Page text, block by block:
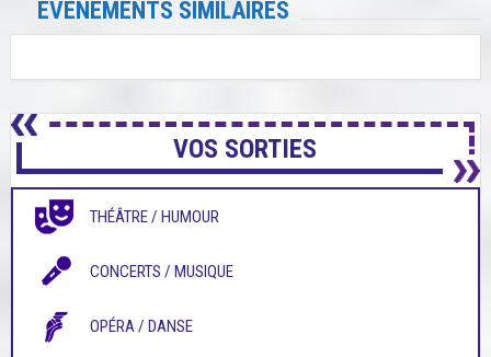
EVÉNEMENTS SIMILAIRES
VOS SORTIES
THÉÂTRE / HUMOUR
CONCERTS / MUSIQUE
OPÉRA / DANSE